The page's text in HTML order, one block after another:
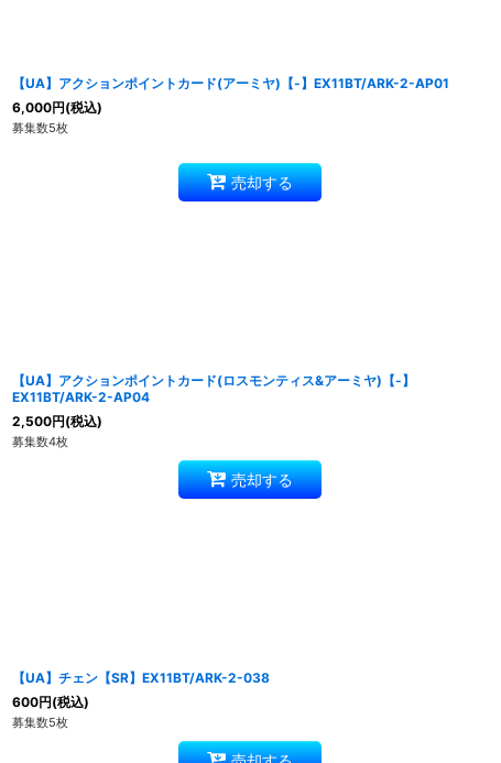
【UA】アクションポイントカード(アーミヤ)【-】EX11BT/ARK-2-AP01
6,000円(税込)
募集数5枚
売却する
【UA】アクションポイントカード(ロスモンティス&アーミヤ)【-】
EX11BT/ARK-2-AP04
2,500円(税込)
募集数4枚
売却する
【UA】チェン【SR】EX11BT/ARK-2-038
600円(税込)
募集数5枚